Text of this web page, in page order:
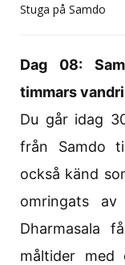
Stuga på Samdo
Dag 08:
timmars
Du går idag
från Samdo
också känd
omringats
Dharmasala
måltider